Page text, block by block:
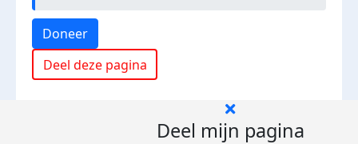
Doneer
Deel deze pagina
Deel mijn pagina